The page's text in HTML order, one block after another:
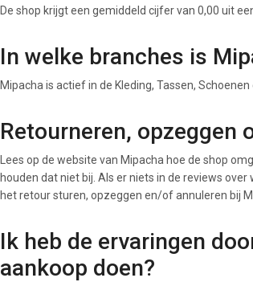
De shop krijgt een gemiddeld cijfer van 0,00 uit
In welke branches is
Mipacha is actief in de Kleding, Tassen,
Retourneren, opzeggen
Lees op de website van Mipacha hoe de shop
houden dat niet bij. Als er niets in de reviews
het retour sturen, opzeggen en/of annuleren bij
Ik heb de ervaringen
aankoop doen?